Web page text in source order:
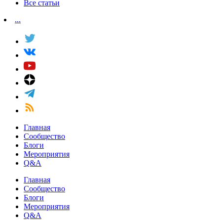
Все статьи
...
Главная
Сообщество
Блоги
Мероприятия
Q&A
Главная
Сообщество
Блоги
Мероприятия
Q&A